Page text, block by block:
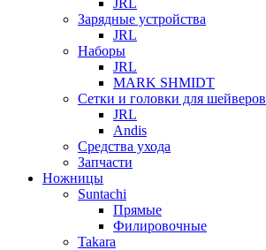
JRL
Зарядные устройства
JRL
Наборы
JRL
MARK SHMIDT
Сетки и головки для шейверов
JRL
Andis
Средства ухода
Запчасти
Ножницы
Suntachi
Прямые
Филировочные
Takara